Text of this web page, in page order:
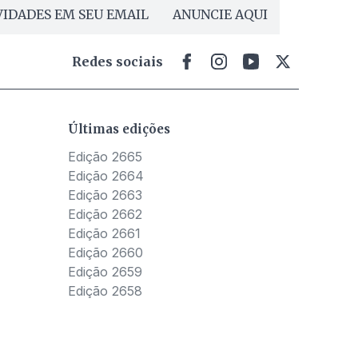
EM SEU EMAIL ANUNCIE AQUI
Redes sociais
Últimas edições
Edição 2665
Edição 2664
Edição 2663
Edição 2662
Edição 2661
Edição 2660
Edição 2659
Edição 2658